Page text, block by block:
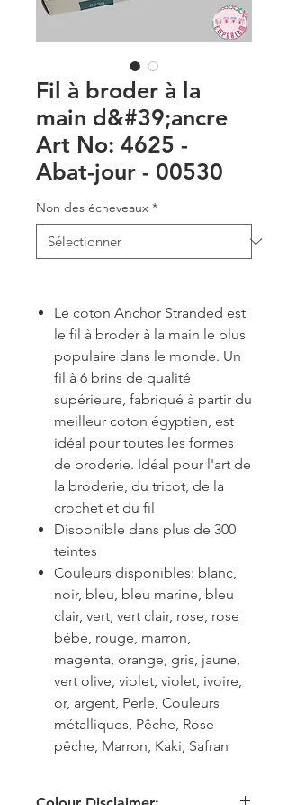
Fil à broder à la
main d&#39;ancre
Art No: 4625 -
Abat-jour - 00530
Non des écheveaux *
Le coton Anchor Stranded est
le fil à broder à la main le plus
populaire dans le monde. Un
fil à 6 brins de qualité
supérieure, fabriqué à partir du
meilleur coton égyptien, est
idéal pour toutes les formes
de broderie. Idéal pour l'art de
la broderie, du tricot, de la
crochet et du fil
Disponible dans plus de 300
teintes
Couleurs disponibles: blanc,
noir, bleu, bleu marine, bleu
clair, vert, vert clair, rose, rose
bébé, rouge, marron,
magenta, orange, gris, jaune,
vert olive, violet, violet, ivoire,
or, argent, Perle, Couleurs
métalliques, Pêche, Rose
pêche, Marron, Kaki, Safran